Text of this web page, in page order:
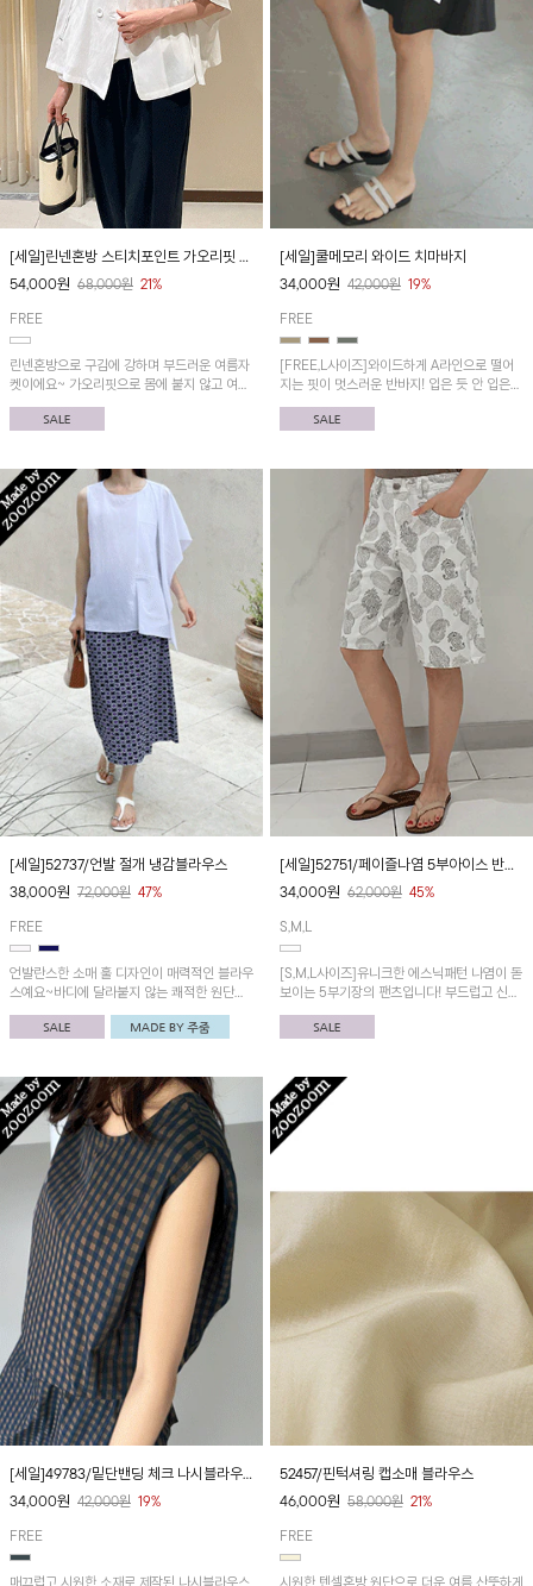
[세일]린넨혼방 스티치포인트 가오리핏 자
켓
54,000원 68,000원 21%
FREE
린넨혼방으로 구김에 강하며 부드러운 여름자
켓이에요~ 가오리핏으로 몸에 붙지 않고 여유
롭게 착용가능해요
[세일]쿨메모리 와이드 치마바지
34,000원 42,000원 19%
FREE
[FREE,L사이즈]와이드하게 A라인으로 떨어
지는 핏이 멋스러운 반바지! 입은 듯 안 입은
듯 바스락한 쿨 메모리 원단으로 가볍고 시원
한 착용감!
[세일]52737/언발 절개 냉감블라우스
38,000원 72,000원 47%
FREE
언발란스한 소매 훌 디자인이 매력적인 블라우
스예요~바디에 달라붙지 않는 쾌적한 원단감
과 내추럴한 루즈핏이 포인트!
[세일]52751/페이즐나염 5부아이스 반바
지
34,000원 62,000원 45%
S,M,L
[S,M,L사이즈]유니크한 에스닉패턴 나염이 돋
보이는 5부기장의 팬츠입니다! 부드럽고 신축
성 좋은 아이스데님원단으로 편안한 착용감!
[세일]49783/밑단밴딩 체크 나시블라우
스
34,000원 42,000원 19%
FREE
매끄럽고 시원한 소재로 제작된 나시블라우스
52457/핀턱셔링 캡소매 블라우스
46,000원 58,000원 21%
FREE
시원한 텐셀혼방 원단으로 더운 여름 산뜻하게